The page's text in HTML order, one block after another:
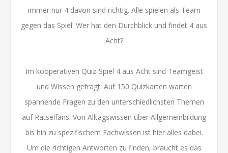
immer nur 4 davon sind richtig. Alle spielen als Team
gegen das Spiel. Wer hat den Durchblick und findet 4 aus
Acht?
Im kooperativen Quiz-Spiel 4 aus Acht sind Teamgeist
und Wissen gefragt. Auf 150 Quizkarten warten
spannende Fragen zu den unterschiedlichsten Themen
auf Rätselfans: Von Alltagswissen über Allgemeinbildung
bis hin zu spezifischem Fachwissen ist hier alles dabei.
Um die richtigen Antworten zu finden, braucht es das